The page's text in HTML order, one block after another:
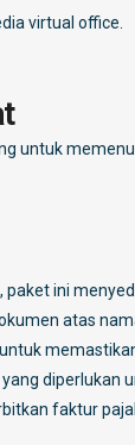
virtual office.
untuk
paket ini
atas
diperlukan
faktur